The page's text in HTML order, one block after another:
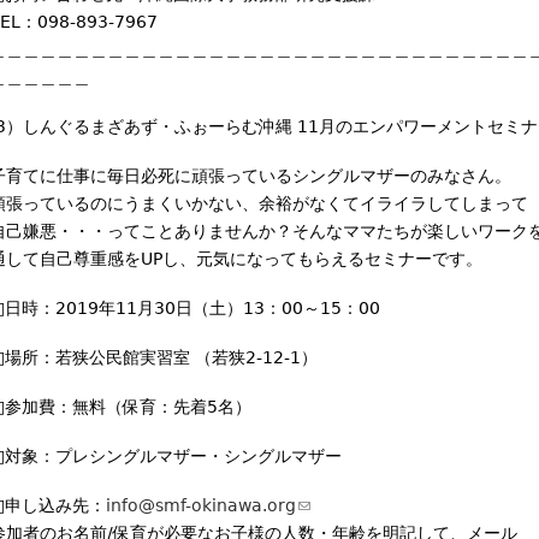
：098-893-7967
）しんぐるまざあず・ふぉーらむ沖縄 11月のエンパワーメントセミ
育てに仕事に毎日必死に頑張っているシングルマザーのみなさん。
張っているのにうまくいかない、余裕がなくてイライラしてしまって
己嫌悪・・・ってことありませんか？そんなママたちが楽しいワーク
して自己尊重感をUPし、元気になってもらえるセミナーです。
時：2019年11月30日（土）13：00～15：00
所：若狭公民館実習室 （若狭2-12-1）
加費：無料（保育：先着5名）
象：プレシングルマザー・シングルマザー
し込み先： info@smf-okinawa.org(
l
加者のお名前/保育が必要なお子様の人数・年齢を明記して、メール